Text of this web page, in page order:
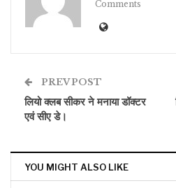
Comments
PREV POST
लियो क्लब सीकर ने मनाया डॉक्टर
एवं सीए डे।
YOU MIGHT ALSO LIKE